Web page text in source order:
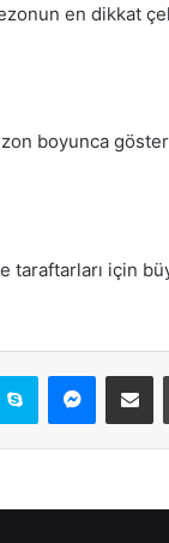
en dikkat
boyunca
taraftarları için
Skype E-